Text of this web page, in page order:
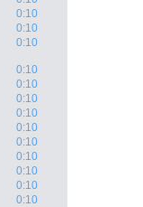
0:10
0:10
0:10
0:10
0:10
0:10
0:10
0:10
0:10
0:10
0:10
0:10
0:10